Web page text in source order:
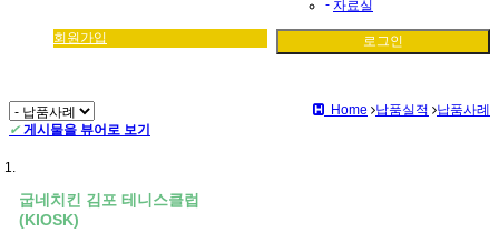
- 자료실
회원가입 로그인
Home 납품실적
납품사례
✔ 게시물을 뷰어로 보기
굽네치킨 김포 테니스클럽
(KIOSK)